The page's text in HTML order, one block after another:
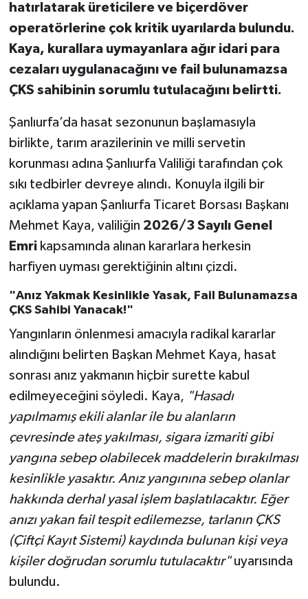
hatırlatarak üreticilere ve biçerdöver
operatörlerine çok kritik uyarılarda bulundu.
Kaya, kurallara uymayanlara ağır idari para
cezaları uygulanacağını ve fail bulunamazsa
ÇKS sahibinin sorumlu tutulacağını belirtti.
Şanlıurfa’da hasat sezonunun başlamasıyla
birlikte, tarım arazilerinin ve milli servetin
korunması adına Şanlıurfa Valiliği tarafından çok
sıkı tedbirler devreye alındı. Konuyla ilgili bir
açıklama yapan Şanlıurfa Ticaret Borsası Başkanı
Mehmet Kaya, valiliğin 2026/3 Sayılı Genel
Emrikapsamında alınan kararlara herkesin
harfiyen uyması gerektiğinin altını çizdi.
"Anız Yakmak Kesinlikle Yasak, Fail Bulunamazsa
ÇKS Sahibi Yanacak!"
Yangınların önlenmesi amacıyla radikal kararlar
alındığını belirten Başkan Mehmet Kaya, hasat
sonrası anız yakmanın hiçbir surette kabul
edilmeyeceğini söyledi. Kaya, "Hasadı
yapılmamış ekili alanlar ile bu alanların
çevresinde ateş yakılması, sigara izmariti gibi
yangına sebep olabilecek maddelerin bırakılması
kesinlikle yasaktır. Anız yangınına sebep olanlar
hakkında derhal yasal işlem başlatılacaktır. Eğer
anızı yakan fail tespit edilemezse, tarlanın ÇKS
(Çiftçi Kayıt Sistemi) kaydında bulunan kişi veya
kişiler doğrudan sorumlu tutulacaktır"uyarısında
bulundu.